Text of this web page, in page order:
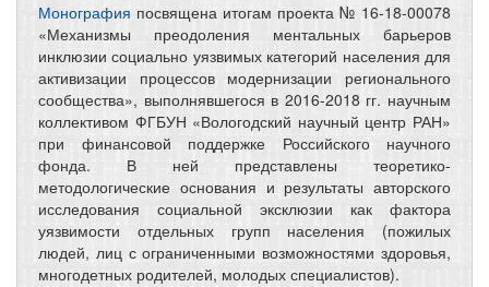
Монография посвящена итогам проекта № 16-18-00078
«Механизмы преодоления ментальных барьеров
инклюзии социально уязвимых категорий населения для
активизации процессов модернизации регионального
сообщества», выполнявшегося в 2016-2018 гг. научным
коллективом ФГБУН «Вологодский научный центр РАН»
при финансовой поддержке Российского научного
фонда. В ней представлены теоретико-
методологические основания и результаты авторского
исследования социальной эксклюзии как фактора
уязвимости отдельных групп населения (пожилых
людей, лиц с ограниченными возможностями здоровья,
многодетных родителей, молодых специалистов).